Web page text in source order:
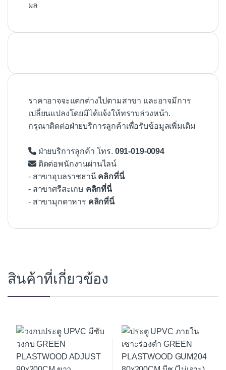
ผล
ราคาอาจจะแตกต่างไปตามสาขา และอาจมีการ
เปลี่ยนแปลงโดยมิได้แจ้งให้ทราบล่วงหน้า.
กรุณาติดต่อฝ่ายบริการลูกค้าเพื่อรับข้อมูลเพิ่มเติม
ฝ่ายบริการลูกค้า โทร. 091-019-0094
ติดต่อพนักงานผ่านไลน์
- สาขาอุบลราชธานี คลิกที่นี่
- สาขาศรีสะเกษ คลิกที่นี่
- สาขามุกดาหาร คลิกที่นี่
สินค้าที่เกี่ยวข้อง